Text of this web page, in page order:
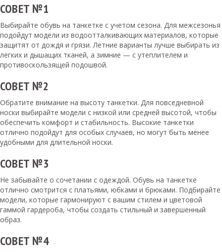
СОВЕТ №1
Выбирайте обувь на танкетке с учетом сезона. Для межсезонья
подойдут модели из водоотталкивающих материалов, которые
защитят от дождя и грязи. Летние варианты лучше выбирать из
легких и дышащих тканей, а зимние — с утеплителем и
противоскользящей подошвой.
СОВЕТ №2
Обратите внимание на высоту танкетки. Для повседневной
носки выбирайте модели с низкой или средней высотой, чтобы
обеспечить комфорт и стабильность. Высокие танкетки
отлично подойдут для особых случаев, но могут быть менее
удобными для длительной носки.
СОВЕТ №3
Не забывайте о сочетании с одеждой. Обувь на танкетке
отлично смотрится с платьями, юбками и брюками. Подбирайте
модели, которые гармонируют с вашим стилем и цветовой
гаммой гардероба, чтобы создать стильный и завершенный
образ.
СОВЕТ №4